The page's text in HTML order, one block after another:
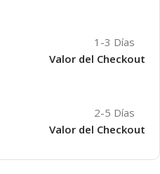
1-3 Días
Valor del Checkout
2-5 Días
Valor del Checkout